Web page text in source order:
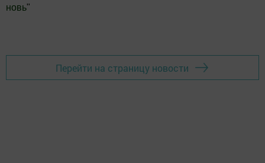
новь"
Перейти на страницу новости